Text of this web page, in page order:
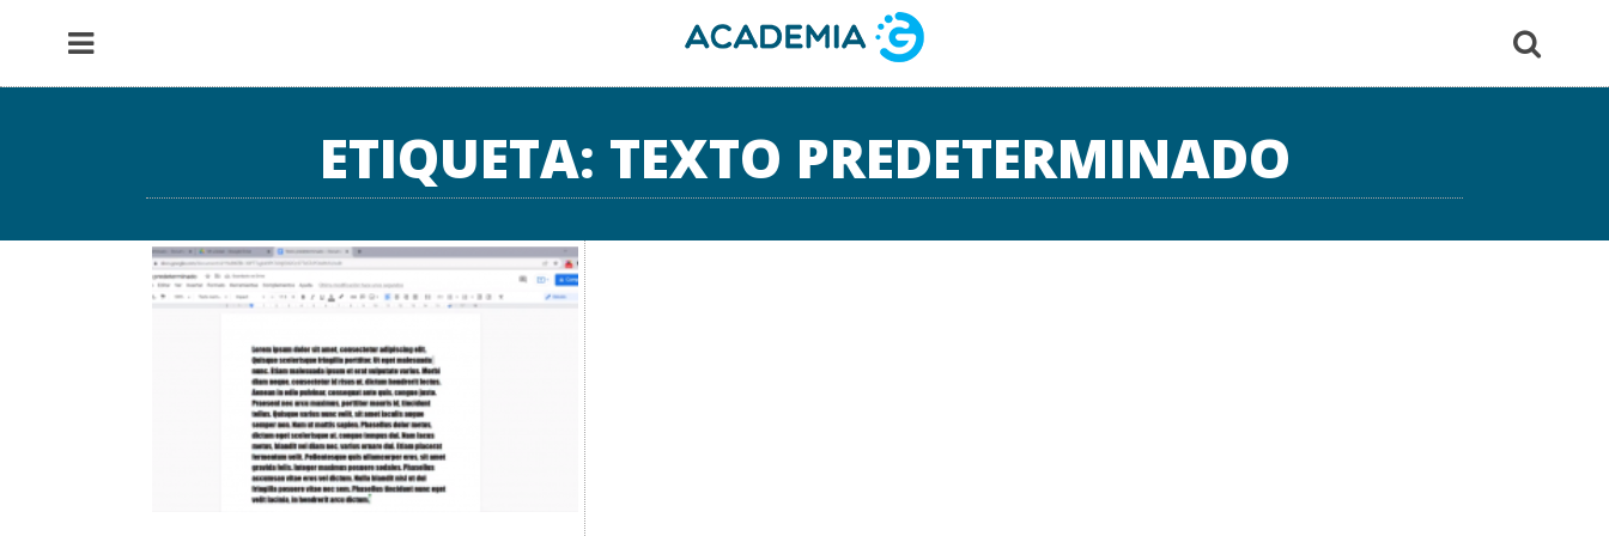
ETIQUETA: TEXTO PREDETERMINADO